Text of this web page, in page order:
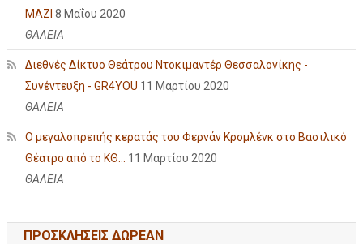
ΜΑΖΙ 8 Μαΐου 2020
ΘΑΛΕΙΑ
Διεθνές Δίκτυο Θεάτρου Ντοκιμαντέρ Θεσσαλονίκης -
Συνέντευξη - GR4YOU 11 Μαρτίου 2020
ΘΑΛΕΙΑ
Ο μεγαλοπρεπής κερατάς του Φερνάν Κρομλένκ στο Βασιλικό
Θέατρο από το ΚΘ...
11 Μαρτίου 2020
ΘΑΛΕΙΑ
ΠΡΟΣΚΛΗΣΕΙΣ ΔΩΡΕΑΝ